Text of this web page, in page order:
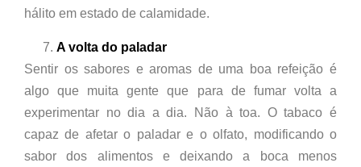
hálito em estado de calamidade.
A volta do paladar
Sentir os sabores e aromas de uma boa refeição é
algo que muita gente que para de fumar volta a
experimentar no dia a dia. Não à toa. O tabaco é
capaz de afetar o paladar e o olfato, modificando o
sabor dos alimentos e deixando a boca menos